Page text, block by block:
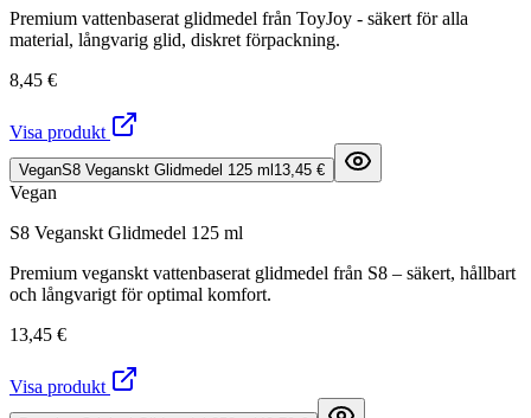
Premium vattenbaserat glidmedel från ToyJoy - säkert för alla
material, långvarig glid, diskret förpackning.
8,45 €
Visa produkt
VeganS8 Veganskt Glidmedel 125 ml 13,45 €
Vegan
S8 Veganskt Glidmedel 125 ml
Premium veganskt vattenbaserat glidmedel från S8 – säkert, hållbart
och långvarigt för optimal komfort.
13,45 €
Visa produkt